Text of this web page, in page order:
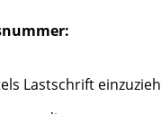
Lastschrift